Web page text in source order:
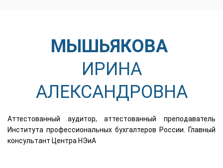
МЫШЬЯКОВА
ИРИНА
АЛЕКСАНДРОВНА
Аттестованный аудитор, аттестованный преподаватель
Института профессиональных бухгалтеров России. Главный
консультант Центра НЭиА